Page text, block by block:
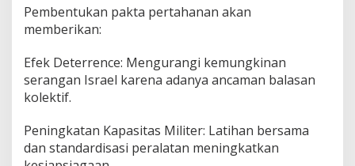
Pembentukan pakta pertahanan akan
memberikan:
Efek Deterrence: Mengurangi kemungkinan
serangan Israel karena adanya ancaman balasan
kolektif.
Peningkatan Kapasitas Militer: Latihan bersama
dan standardisasi peralatan meningkatkan